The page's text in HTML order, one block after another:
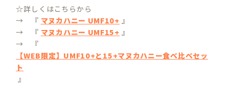
☆詳しくはこちらから
→ 『 マヌカハニー UMF10+ 』
→ 『 マヌカハニー UMF15+ 』
→ 『
【WEB限定】UMF10+と15+マヌカハニー食べ比べセッ
ト
』